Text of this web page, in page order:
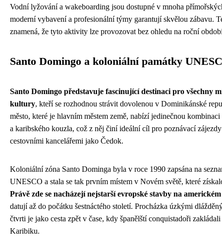
Vodní lyžování a wakeboarding jsou dostupné v mnoha
moderní vybavení a profesionální týmy garantují skvělou zábavu.
znamená, že tyto aktivity lze provozovat bez ohledu na roční
Santo Domingo a koloniální památky
Santo Domingo představuje fascinující destinaci pro všechny
kultury, kteří se rozhodnou strávit dovolenou v Dominikánské
město, které je hlavním městem země, nabízí jedinečnou
a karibského kouzla, což z něj činí ideální cíl pro poznávací
cestovními kancelářemi jako Čedok.
Koloniální zóna Santo Dominga byla v roce 1990 zapsána na
UNESCO a stala se tak prvním místem v Novém světě, které
Právě zde se nacházejí nejstarší evropské stavby na
datují až do počátku šestnáctého století. Procházka úzkými
čtvrti je jako cesta zpět v čase, kdy španělští conquistadoři
Karibiku.